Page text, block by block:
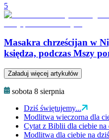
5
Masakra chrześcijan w
księdza, podczas Mszy
Załaduj więcej artykułów
sobota 8 sierpnia
Dziś świętujemy...
Modlitwa wieczorna dla
Cytat z Biblii dla ciebie na
Modlitwa dla ciebie na dziś